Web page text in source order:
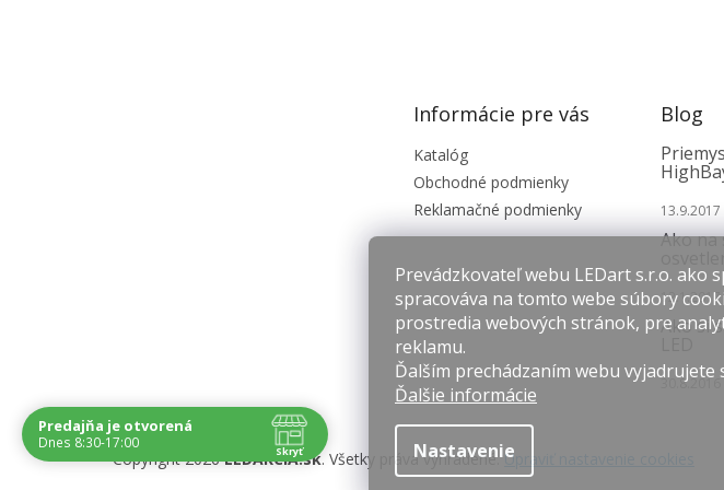
Prevádzkovateľ webu LEDart s.r.o. ako
spracováva na tomto webe súbory
prostredia webových stránok, pre
reklamu.
Ďalším prechádzaním webu vyjadrujete
Ďalšie informácie
Nastavenie
Informácie pre vás
Katalóg
Obchodné podmienky
Reklamačné podmienky
Blog
13.9.2017
Ako na
12.1.2017
Ako si
30.8.2016
Copyright 2026LEDAKCIA.sk. Všetky práva vyhradené.Upraviť nastavenie cookies
Predajňa je otvorená
Dnes 8:30-17:00
Skryť
Navštívte nás osobne